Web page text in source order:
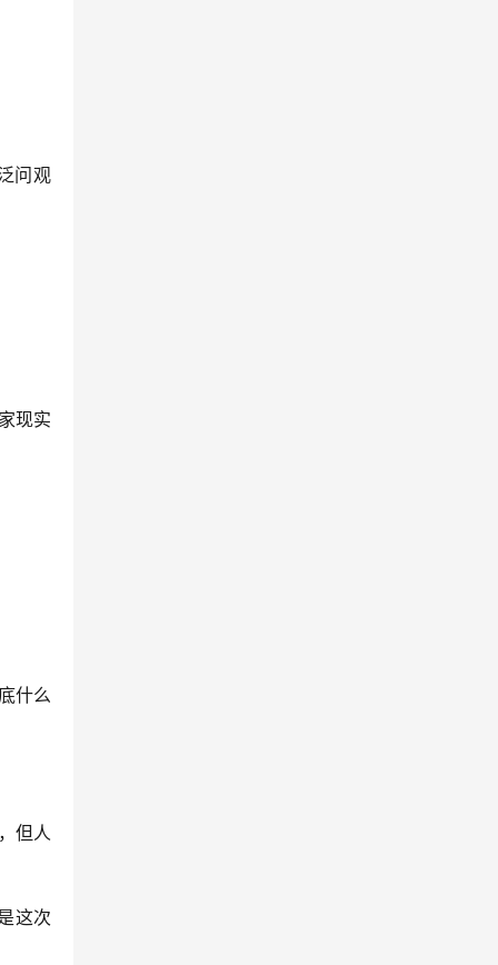
问观
现实
什么
但人
这次